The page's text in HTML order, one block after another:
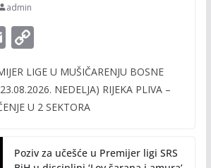
admin
E
ai
l
C
p
y
n
LIGE U MUŠIČARENJU BOSNE
NEDELJA) RIJEKA PLIVA –
U 2 SEKTORA
Poziv za učešće u Premijer ligi SRS